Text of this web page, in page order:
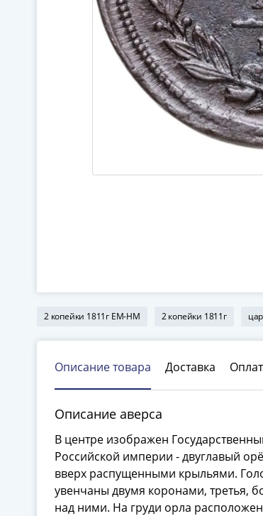
2 копейки 1811г ЕМ-НМ 2 копейки 1811г
Описание товара Доставка
Описание аверса
В центре изображен
Российской империи - двуглавый
вверх распущенными крыльями.
увенчаны двумя коронами, третья,
над ними. На груди орла